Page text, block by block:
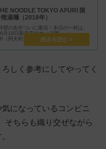
NOODLE TOKYO AFURI 限
湯麺（2018年）
望の名作ついに復活！本日の一杯は、
月18日新発売のカップ麺、
（阿夫利）」監修の新商品で、同店の
ュー「柚子辣湯麺（ゆずらーたんめん
Ratanmen・Yuzu Ratan Ramen）」
しく参考にしてやってく
になっているコンビニ
そちらも織り交ぜながら